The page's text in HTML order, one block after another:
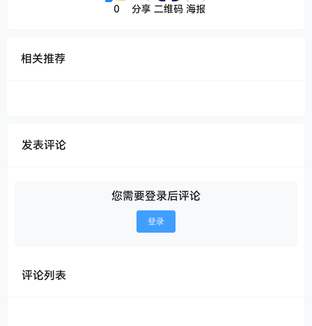
0 分享 二维码 海报
相关推荐
发表评论
您需要登录后评论
登录
评论列表